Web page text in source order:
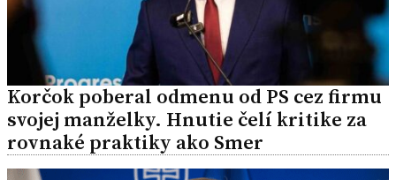
Korčok poberal odmenu od PS cez firmu
svojej manželky. Hnutie čelí kritike za
rovnaké praktiky ako Smer